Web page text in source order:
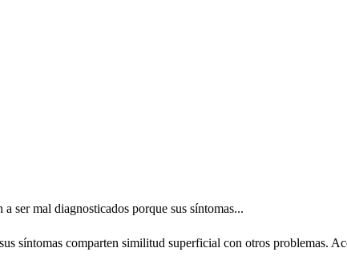
ser mal diagnosticados porque sus síntomas...
síntomas comparten similitud superficial con otros problemas.